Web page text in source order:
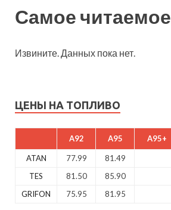
Самое читаемое
Извините. Данных пока нет.
ЦЕНЫ НА ТОПЛИВО
A92 A95 A95+
ATAN 77.99 81.49
TES
81.50 85.90
GRIFON
75.95 81.95